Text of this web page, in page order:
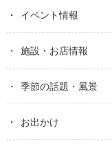
イベント情報
施設・お店情報
季節の話題・風景
お出かけ